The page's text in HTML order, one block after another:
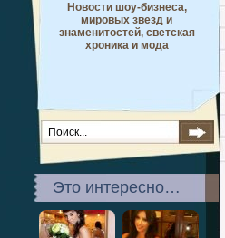
Новости шоу-бизнеса,
мировых звезд и
знаменитостей, светская
хроника и мода
Это интересно…